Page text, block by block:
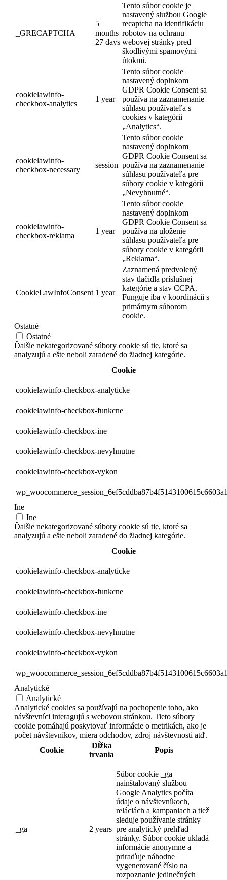
_GRECAPTCHA
5
months
27 days
Tento súbor cookie je
nastavený službou Google
recaptcha na identifikáciu
robotov na ochranu
webovej stránky pred
škodlivými spamovými
útokmi.
cookielawinfo-
checkbox-analytics
1 year
Tento súbor cookie
nastavený doplnkom
GDPR Cookie Consent sa
používa na zaznamenanie
súhlasu používateľa s
cookies v kategórii
„Analytics“.
cookielawinfo-
checkbox-necessary
session
Tento súbor cookie
nastavený doplnkom
GDPR Cookie Consent sa
používa na zaznamenanie
súhlasu používateľa pre
súbory cookie v kategórii
„Nevyhnutné“.
cookielawinfo-
checkbox-reklama
1 year
Tento súbor cookie
nastavený doplnkom
GDPR Cookie Consent sa
používa na uloženie
súhlasu používateľa pre
súbory cookie v kategórii
„Reklama“.
CookieLawInfoConsent 1 year
Zaznamená predvolený
stav tlačidla príslušnej
kategórie a stav CCPA.
Funguje iba v koordinácii s
primárnym súborom
cookie.
Ostatné
Ostatné
Ďalšie nekategorizované súbory cookie sú tie, ktoré sa
analyzujú a ešte neboli zaradené do žiadnej kategórie.
Cookie
cookielawinfo-checkbox-analyticke
cookielawinfo-checkbox-funkcne
cookielawinfo-checkbox-ine
cookielawinfo-checkbox-nevyhnutne
cookielawinfo-checkbox-vykon
Ine
Ine
Ďalšie nekategorizované súbory cookie sú tie, ktoré sa
analyzujú a ešte neboli zaradené do žiadnej kategórie.
Cookie
cookielawinfo-checkbox-analyticke
cookielawinfo-checkbox-funkcne
cookielawinfo-checkbox-ine
cookielawinfo-checkbox-nevyhnutne
cookielawinfo-checkbox-vykon
Analytické
Analytické
Analytické cookies sa používajú na pochopenie toho, ako
návštevníci interagujú s webovou stránkou. Tieto súbory
cookie pomáhajú poskytovať informácie o metrikách, ako je
počet návštevníkov, miera odchodov, zdroj návštevnosti atď.
Cookie
Dĺžka
trvania
Popis
_ga 2 years
Súbor cookie _ga
nainštalovaný službou
Google Analytics počíta
údaje o návštevníkoch,
reláciách a kampaniach a tiež
sleduje používanie stránky
pre analytický prehľad
stránky. Súbor cookie ukladá
informácie anonymne a
priraďuje náhodne
vygenerované číslo na
rozpoznanie jedinečných